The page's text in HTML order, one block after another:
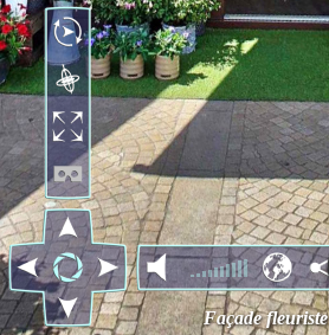
Façade fleuriste